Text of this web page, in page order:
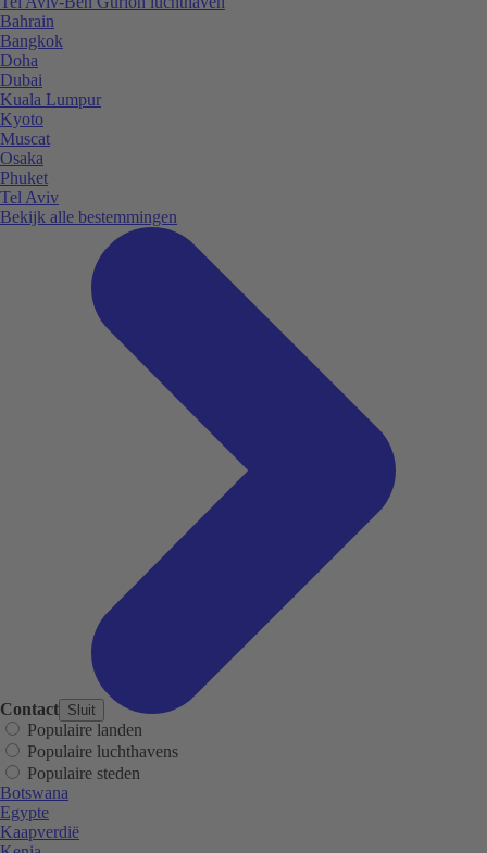
Contact Sluit
Bahrain
Bangkok
Doha
Dubai
Kuala Lumpur
Kyoto
Muscat
Osaka
Phuket
Tel Aviv
Bekijk alle bestemmingen
Populaire landen
Populaire luchthavens
Populaire steden
Botswana
Egypte
Kaapverdië